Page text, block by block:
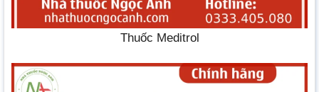
Thuốc Meditrol